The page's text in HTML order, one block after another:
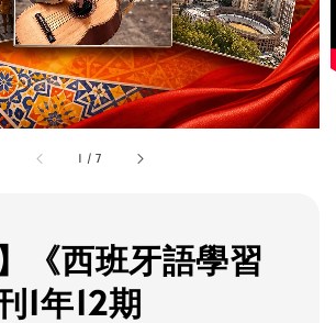
1 /7
《西班牙語學習
1年12期